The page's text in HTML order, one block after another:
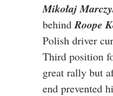
Mikołaj
behind Roope
Polish driver
Third position
great rally but
end prevented